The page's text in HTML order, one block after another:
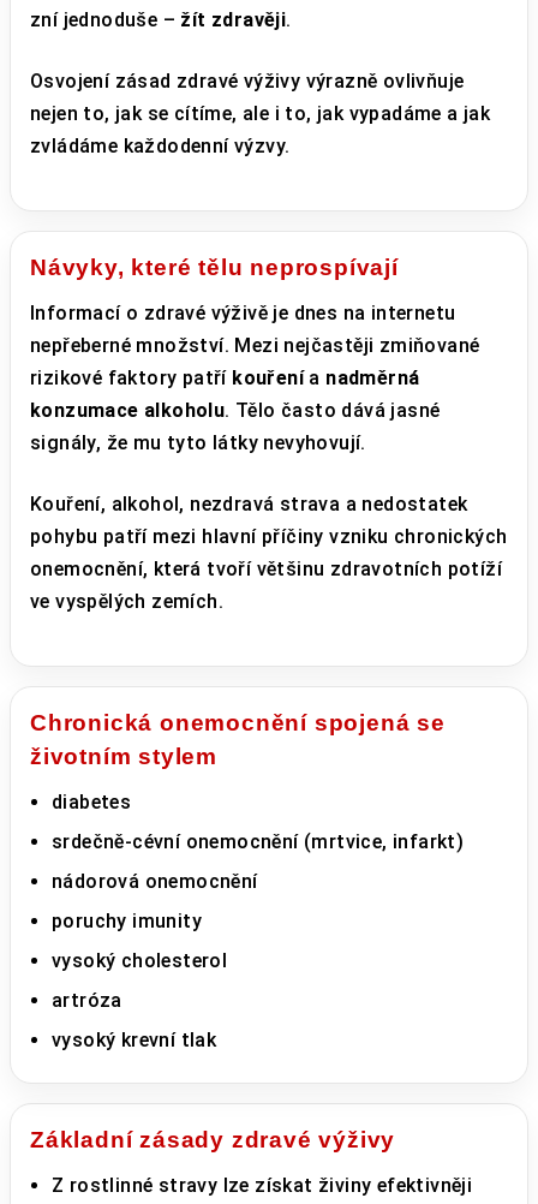
zní jednoduše – žít zdravěji.
Osvojení zásad zdravé výživy výrazně ovlivňuje
nejen to, jak se cítíme, ale i to, jak vypadáme a jak
zvládáme každodenní výzvy.
Návyky, které tělu neprospívají
Informací o zdravé výživě je dnes na internetu
nepřeberné množství. Mezi nejčastěji zmiňované
rizikové faktory patří kouřenía nadměrná
konzumace alkoholu. Tělo často dává jasné
signály, že mu tyto látky nevyhovují.
Kouření, alkohol, nezdravá strava a nedostatek
pohybu patří mezi hlavní příčiny vzniku chronických
onemocnění, která tvoří většinu zdravotních potíží
ve vyspělých zemích.
Chronická onemocnění spojená se
životním stylem
diabetes
srdečně-cévní onemocnění (mrtvice, infarkt)
nádorová onemocnění
poruchy imunity
vysoký cholesterol
artróza
vysoký krevní tlak
Základní zásady zdravé výživy
Z rostlinné stravy lze získat živiny efektivněji